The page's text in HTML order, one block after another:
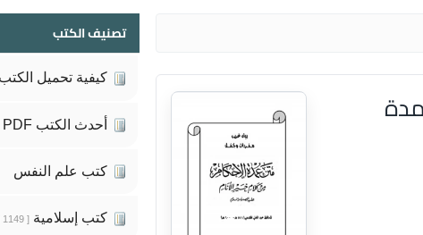
تصنيف الكتب
كيفية تحميل الكتب
أحدث الكتب PDF
كتب علم النفس
كتب إسلامية [ 1149 ]